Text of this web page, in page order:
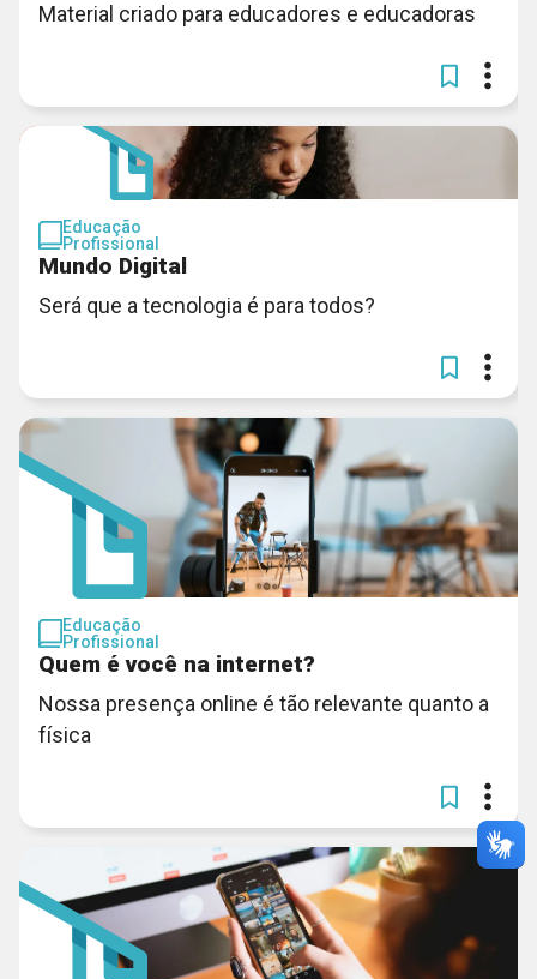
Material criado para educadores e educadoras
Educação
Profissional
Mundo Digital
Será que a tecnologia é para todos?
Educação
Profissional
Quem é você na internet?
Nossa presença online é tão relevante quanto a
física